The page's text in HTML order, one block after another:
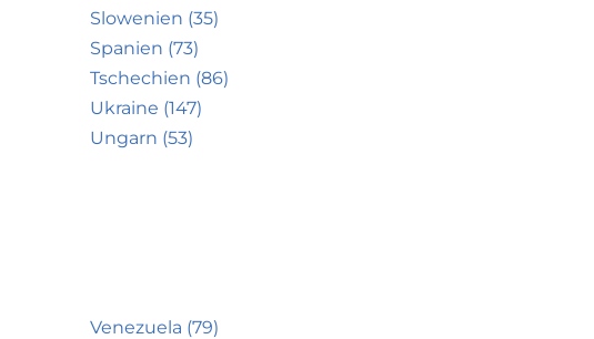
Slowenien (35)
Spanien (73)
Tschechien (86)
Ukraine (147)
Ungarn (53)
Venezuela (79)